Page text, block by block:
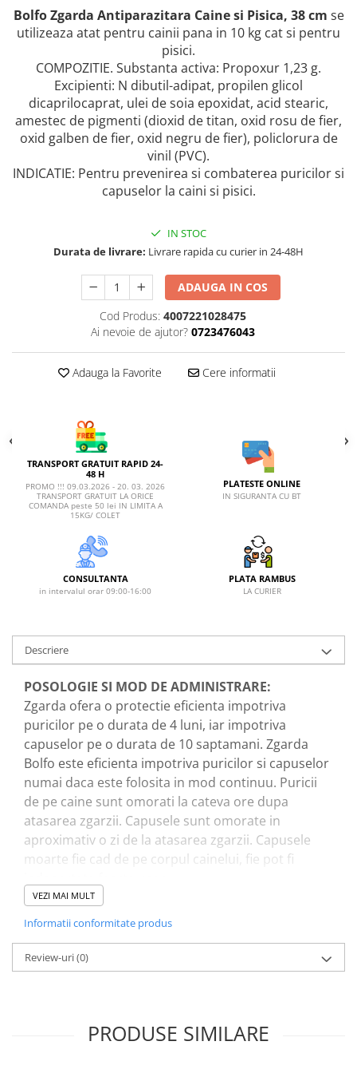
AFECTIUNI URINARE
LAPTE PRAF
AFECTIUNI OCULARE
AFECTIUNI URINARE
IMUNITATE
LAPTE PRAF
Bolfo Zgarda Antiparazitara Caine si Pisica, 38 cm se
utilizeaza atat pentru cainii pana in 10 kg cat si pentru
pisici.
COMPOZITIE. Substanta activa: Propoxur 1,23 g.
Excipienti: N dibutil-adipat, propilen glicol
dicaprilocaprat, ulei de soia epoxidat, acid stearic,
amestec de pigmenti (dioxid de titan, oxid rosu de fier,
oxid galben de fier, oxid negru de fier), policlorura de
vinil (PVC).
INDICATIE: Pentru prevenirea si combaterea puricilor si
capuselor la caini si pisici.
IN STOC
Durata de livrare: Livrare rapida cu curier in 24-48H
ADAUGA IN COS
Cod Produs: 4007221028475
Ai nevoie de ajutor? 0723476043
Adauga la Favorite Cere informatii
TRANSPORT GRATUIT RAPID 24-
48 H
PROMO !!! 09.03.2026 - 20. 03. 2026
TRANSPORT GRATUIT LA ORICE
COMANDA peste 50 lei IN LIMITA A
15KG/ COLET
PLATESTE ONLINE
IN SIGURANTA CU BT
CONSULTANTA
in intervalul orar 09:00-16:00
PLATA RAMBUS
LA CURIER
Descriere
POSOLOGIE SI MOD DE ADMINISTRARE:
Zgarda ofera o protectie eficienta impotriva
puricilor pe o durata de 4 luni, iar impotriva
capuselor pe o durata de 10 saptamani. Zgarda
Bolfo este eficienta impotriva puricilor si capuselor
numai daca este folosita in mod continuu. Puricii
de pe caine sunt omorati la cateva ore dupa
atasarea zgarzii. Capusele sunt omorate in
aproximativ o zi de la atasarea zgarzii. Capusele
moarte fie cad de pe corpul cainelui, fie pot fi
Pierderea efectului se poate verifica prin zgarierea
zgarzii cu un obiect metalic. Daca locul zgariat este
utilizata o zgarda noua. Rareori se poate intampla
sa existe totusi capuse pe animalul care poarta
VEZI MAI MULT
Informatii conformitate produs
Review-uri(0)
PRODUSE SIMILARE